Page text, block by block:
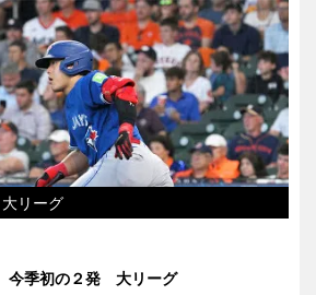
リーグ
今季初の２発 大リーグ